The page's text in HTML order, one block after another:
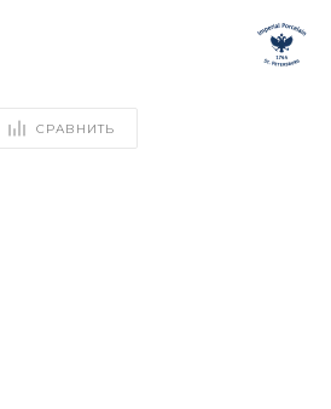
СРАВНИТЬ